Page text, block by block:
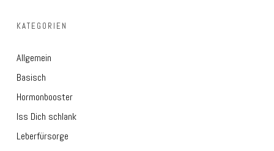
KATEGORIEN
Allgemein
Basisch
Hormonbooster
Iss Dich schlank
Leberfürsorge